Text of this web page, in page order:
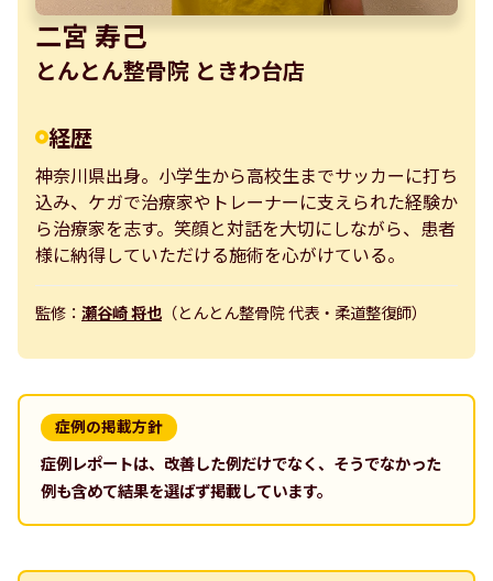
二宮 寿己
とんとん整骨院 ときわ台店
経歴
神奈川県出身。小学生から高校生までサッカーに打ち
込み、ケガで治療家やトレーナーに支えられた経験か
ら治療家を志す。笑顔と対話を大切にしながら、患者
様に納得していただける施術を心がけている。
監修： 瀬谷崎 将也 （とんとん整骨院 代表・柔道整復師）
症例の掲載方針
症例レポートは、改善した例だけでなく、そうでなかった
例も含めて結果を選ばず掲載しています。